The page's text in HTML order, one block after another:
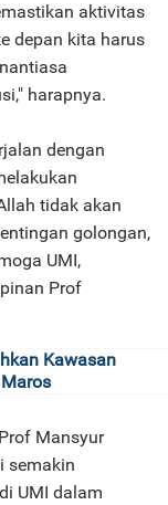
aktivitas
depan kita harus
harapnya.
dengan
tidak akan
golongan,
UMI,
Prof
Kawasan
Mansyur
semakin
UMI dalam